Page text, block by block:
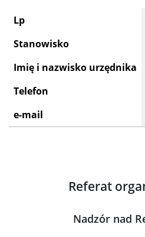
Lp
Stanowisko
Imię i nazwisko urzędnika
Telefon
e-mail
Referat
Nadzór nad